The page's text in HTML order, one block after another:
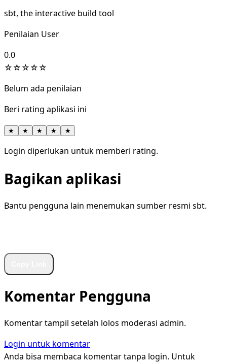
sbt, the interactive build tool
Penilaian User
0.0
☆☆☆☆☆
Belum ada penilaian
Beri rating aplikasi ini
★ ★ ★ ★ ★
Login diperlukan untuk memberi rating.
Bagikan aplikasi
Bantu pengguna lain menemukan sumber resmi sbt.
Komentar Pengguna
Komentar tampil setelah lolos moderasi admin.
Login untuk komentar
Anda bisa membaca komentar tanpa login. Untuk